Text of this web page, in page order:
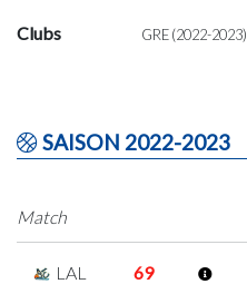
Clubs GRE (2022-2023)
SAISON 2022-2023
Match
LAL
69